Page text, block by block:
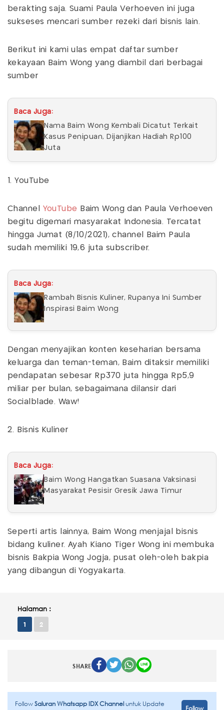
berakting saja. Suami Paula Verhoeven ini juga
sukseses mencari sumber rezeki dari bisnis lain.
Berikut ini kami ulas empat daftar sumber
kekayaan Baim Wong yang diambil dari berbagai
sumber
Baca Juga:
Nama Baim Wong Kembali Dicatut Terkait
Kasus Penipuan, Dijanjikan Hadiah Rp100
Juta
1. YouTube
Channel YouTube
Baim Wong dan Paula Verhoeven
begitu digemari masyarakat Indonesia. Tercatat
hingga Jumat (8/10/2021), channel Baim Paula
sudah memiliki 19,6 juta subscriber.
Baca Juga:
Rambah Bisnis Kuliner, Rupanya Ini Sumber
Inspirasi Baim Wong
Dengan menyajikan konten keseharian bersama
keluarga dan teman-teman, Baim ditaksir memiliki
pendapatan sebesar Rp370 juta hingga Rp5,9
miliar per bulan, sebagaimana dilansir dari
Socialblade. Waw!
2. Bisnis Kuliner
Baca Juga:
Baim Wong Hangatkan Suasana Vaksinasi
Masyarakat Pesisir Gresik Jawa Timur
Seperti artis lainnya, Baim Wong menjajal bisnis
bidang kuliner. Ayah Kiano Tiger Wong ini membuka
bisnis Bakpia Wong Jogja, pusat oleh-oleh bakpia
yang dibangun di Yogyakarta.
Halaman :
1 2
SHARE
FollowSaluran Whatsapp IDX Channeluntuk Update